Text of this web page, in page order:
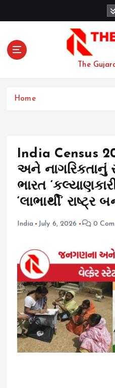
The
Home
India Census
અને નાગરિકતાનું
ભારત
‘લાભાર્થી’ રાષ્ટ્ર
India July 6, 2026 0